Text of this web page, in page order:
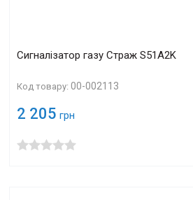
Сигналізатор газу Страж S51A2K
Код товару:00-002113
2 205 грн